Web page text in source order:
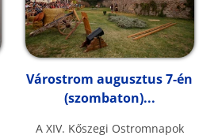
Várostrom augusztus 7-én
(szombaton)...
A XIV. Kőszegi Ostromnapok